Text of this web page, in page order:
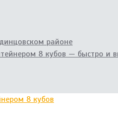
районе
8 кубов — быстро и